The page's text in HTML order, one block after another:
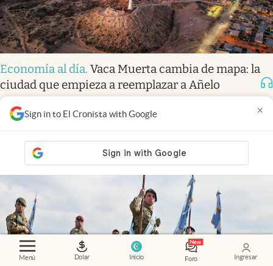
Menú Dolar Inicio Foro Ingresar
Sign in to El Cronista with Google ×
Economía al día. Vaca Muerta cambia de mapa: la
ciudad que empieza a reemplazar a Añelo